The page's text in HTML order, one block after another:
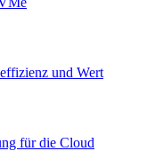
und Wert
für die Cloud